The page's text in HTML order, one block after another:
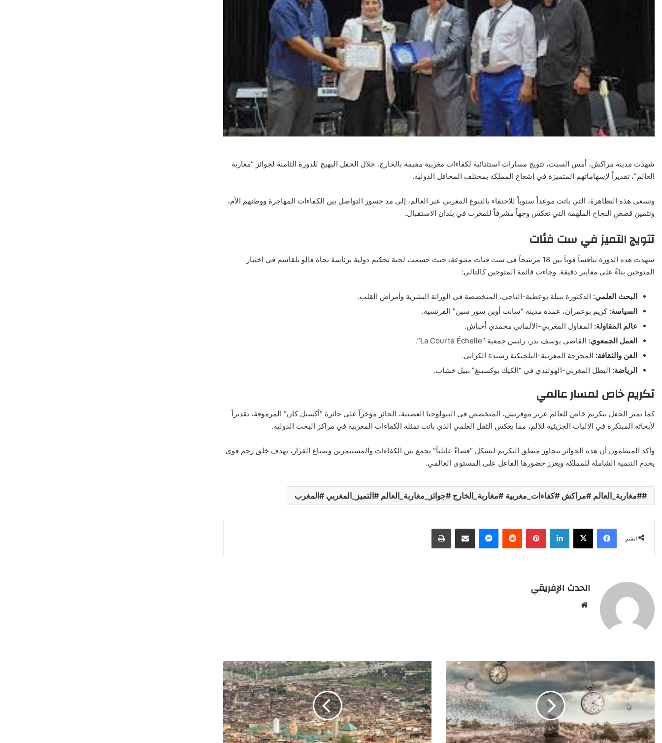
شهدت مدينة مراكش، أمس السبت، تتويج مسارات استثنائية لكفاءات مغربية مقيمة بالخارج، خلال الحفل البهيج للدورة الثامنة لجوائز “مغاربة
العالم”، تقديراً لإسهاماتهم المتميزة في إشعاع المملكة بمختلف المحافل الدولية.
وتسعى هذه التظاهرة، التي باتت موعداً سنوياً للاحتفاء بالنبوغ المغربي عبر العالم، إلى مد جسور التواصل بين الكفاءات المهاجرة ووطنهم الأم،
وتثمين قصص النجاح الملهمة التي تعكس وجهاً مشرفاً للمغرب في بلدان الاستقبال.
تتويج التميز في ست فئات
شهدت هذه الدورة تنافساً قوياً بين 18 مرشحاً في ست فئات متنوعة، حيث حسمت لجنة تحكيم دولية برئاسة نجاة فالو بلقاسم في اختيار
المتوجين بناءً على معايير دقيقة. وجاءت قائمة المتوجين كالتالي:
البحث العلمي: الدكتورة نبيلة بوعطية-الناجي، المتخصصة في الوراثة البشرية وأمراض القلب.
السياسة: كريم بوعمران، عمدة مدينة “سانت أوين سور سين” الفرنسية.
عالم المقاولة: المقاول المغربي-الألماني محمدي أخباش.
العمل الجمعوي: القاضي يوسف بدر، رئيس جمعية “La Courte Échelle”.
الفن والثقافة: المخرجة المغربية-البلجيكية رشيدة الكراني.
الرياضة: البطل المغربي-الهولندي في “الكيك بوكسينغ” نبيل خشاب.
تكريم خاص لمسار عالمي
كما تميز الحفل بتكريم خاص للعالم عزيز موقريش، المتخصص في البيولوجيا العصبية، الحائز مؤخراً على جائزة “أكسيل كان” المرموقة، تقديراً
لأبحاثه المبتكرة في الآليات الجزيئية للألم، مما يعكس الثقل العلمي الذي باتت تمثله الكفاءات المغربية في مراكز البحث الدولية.
وأكد المنظمون أن هذه الجوائز تتجاوز منطق التكريم لتشكل “فضاءً عائلياً” يجمع بين الكفاءات والمستثمرين وصناع القرار، بهدف خلق زخم قوي
يخدم التنمية الشاملة للمملكة ويعزز حضورها الفاعل على المستوى العالمي.
#مغاربة_العالم #مراكش #كفاءات_مغربية #مغاربة_الخارج #جوائز_مغاربة_العالم #التميز_المغربي #المغرب
انشر
Facebook
X
LinkedIn
Pinterest
Reddit
Messengerانشر عبر البريد الإلكترونياطبع
الحدث الإفريقي
مهبِّ
الانتظار
والوجع
الصامت
فاس
تعلن
غضبها
على
الوجوه
الفاسدة
وتؤشر
على